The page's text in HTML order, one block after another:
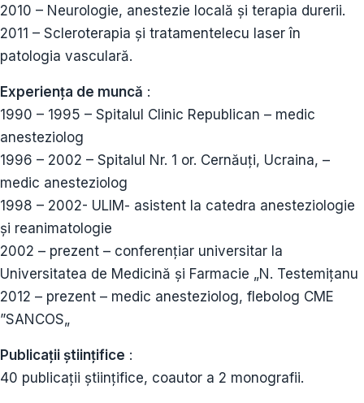
2010 – Neurologie, anestezie locală și terapia durerii.
2011 – Scleroterapia și tratamentelecu laser în
patologia vasculară.
Experiența de muncă :
1990 – 1995 – Spitalul Clinic Republican – medic
anesteziolog
1996 – 2002 – Spitalul Nr. 1 or. Cernăuți, Ucraina, –
medic anesteziolog
1998 – 2002- ULIM- asistent la catedra anesteziologie
și reanimatologie
2002 – prezent – conferențiar universitar la
Universitatea de Medicină și Farmacie „N. Testemițanu
2012 – prezent – medic anesteziolog, flebolog CME
”SANCOS„
Publicații științifice :
40 publicații științifice, coautor a 2 monografii.